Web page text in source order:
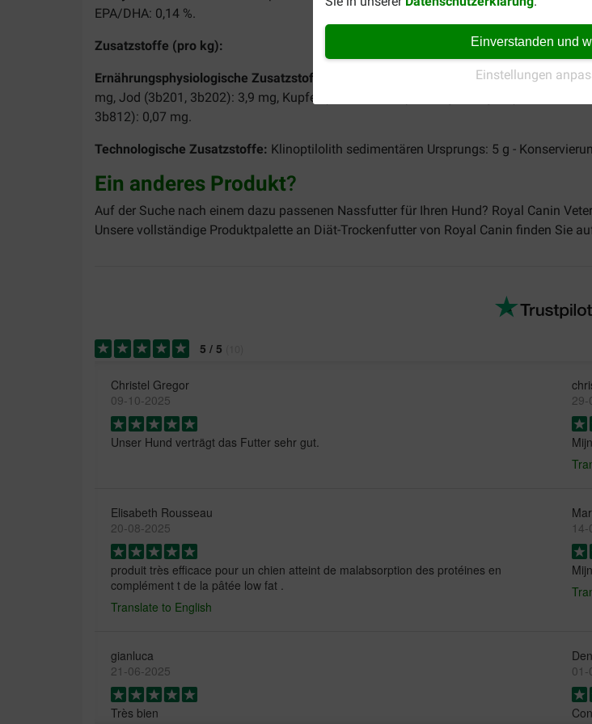
Einverstanden und
Einstellungen
EPA/DHA: 0,14 %.
Zusatzstoffe (pro kg):
Ernährungsphysiologische Zusatzstoffe:
Vitamin A: 17.000 IE, Vitamin D3: 1.100 IE,
mg, Jod (3b201, 3b202): 3,9 mg, Kupfer (3b405, 3b406): 12 mg, Mangan (3b502,
3b812): 0,07 mg.
Technologische Zusatzstoffe: Klinoptilolith sedimentären Ursprungs: 5 g -
Ein anderes Produkt?
Auf der Suche nach einem dazu passenen Nassfutter für Ihren Hund? Royal Canin
Unsere vollständige Produktpalette an Diät-Trockenfutter von Royal Canin finden Sie
5 / 5
Christel Gregor
09-10-2025
Unser Hund verträgt das Futter sehr gut.
29-
Elisabeth Rousseau
20-08-2025
produit très efficace pour un chien atteint de malabsorption des protéines en
complément t de la pâtée low fat .
Translate to English
gianluca
21-06-2025
Très bien
01-